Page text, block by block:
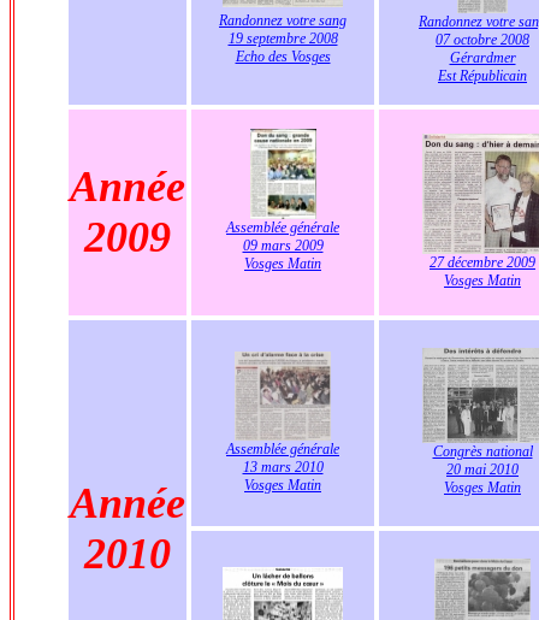
Randonnez votre sang
19 septembre 2008
Echo des Vosges
Randonnez votre
07 octobre 2008
Gérardmer
Est Républicain
Année
2009
Assemblée générale
09 mars 2009
Vosges Matin
27 décembre 2009
Vosges Matin
Année
2010
Assemblée générale
13 mars 2010
Vosges Matin
Congrès national
20 mai 2010
Vosges Matin